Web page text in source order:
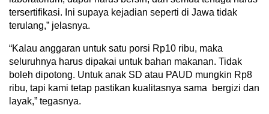
tersertifikasi. Ini supaya kejadian seperti di Jawa tidak
terulang,” jelasnya.
“Kalau anggaran untuk satu porsi Rp10 ribu, maka
seluruhnya harus dipakai untuk bahan makanan. Tidak
boleh dipotong. Untuk anak SD atau PAUD mungkin Rp8
ribu, tapi kami tetap pastikan kualitasnya sama bergizi dan
layak,” tegasnya.